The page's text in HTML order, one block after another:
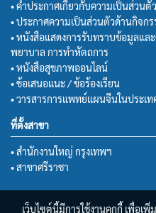
• คำประกาศเกี่ยวกับความเป็นส่วนตั
• ประกาศความเป็นส่วนตัวด้านกิจก
• หนังสือแสดงการรับทราบข้อมูลแล
พยาบาล การทำหัตถการ
• หนังสือสุขภาพออนไลน์
• ข้อเสนอแนะ / ข้อร้องเรียน
• วารสารการแพทย์แผนจีนในประเท
ที่ตั้งสาขา
• สำนักงานใหญ่ กรุงเทพฯ
• สาขาศรีราชา
เว็บไซต์นี้มีการใช้งานคุกกี้ เพื่อ